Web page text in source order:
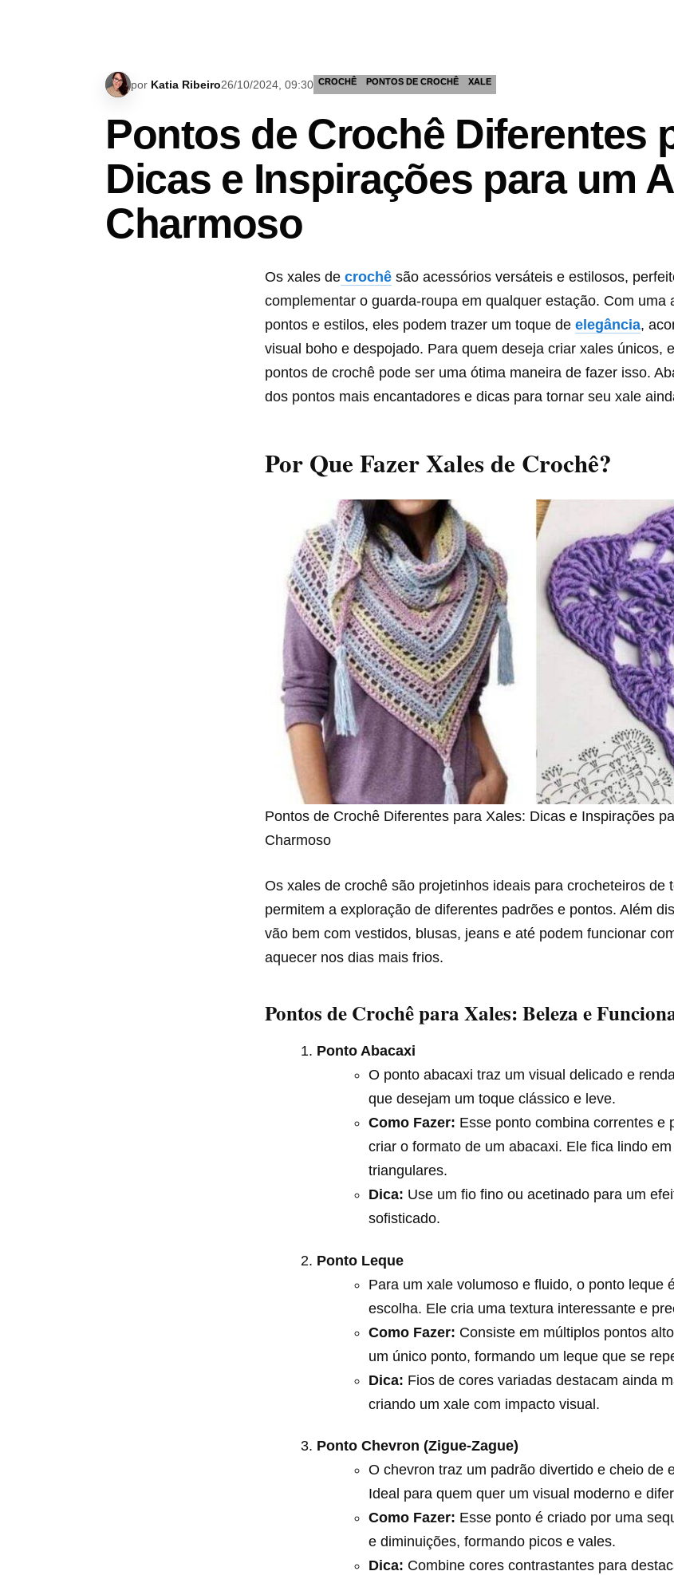
por Katia Ribeiro26/10/2024, 09:30 CROCHÊ PONTOS DE CROCHÊ XALE
Pontos de Crochê Diferentes
Dicas e Inspirações para um
Charmoso
Os xales de crochê são acessórios versáteis e estilosos,
complementar o guarda-roupa em qualquer estação. Com uma
pontos e estilos, eles podem trazer um toque de elegância,
visual boho e despojado. Para quem deseja criar xales únicos,
pontos de crochê pode ser uma ótima maneira de fazer isso.
dos pontos mais encantadores e dicas para tornar seu xale
Por Que Fazer Xales de Crochê?
Pontos de Crochê Diferentes para Xales: Dicas e Inspirações
Charmoso
Os xales de crochê são projetinhos ideais para crocheteiros de
permitem a exploração de diferentes padrões e pontos. Além
vão bem com vestidos, blusas, jeans e até podem funcionar
aquecer nos dias mais frios.
Pontos de Crochê para Xales: Beleza e
Ponto Abacaxi
O ponto abacaxi traz um visual delicado e
que desejam um toque clássico e leve.
Como Fazer: Esse ponto combina correntes e
criar o formato de um abacaxi. Ele fica lindo
triangulares.
Dica: Use um fio fino ou acetinado para um
sofisticado.
Ponto Leque
Para um xale volumoso e fluido, o ponto leque
escolha. Ele cria uma textura interessante e
Como Fazer: Consiste em múltiplos pontos
um único ponto, formando um leque que se
Dica: Fios de cores variadas destacam ainda
criando um xale com impacto visual.
Ponto Chevron (Zigue-Zague)
O chevron traz um padrão divertido e cheio de
Ideal para quem quer um visual moderno e
Como Fazer: Esse ponto é criado por uma
e diminuições, formando picos e vales.
Dica: Combine cores contrastantes para